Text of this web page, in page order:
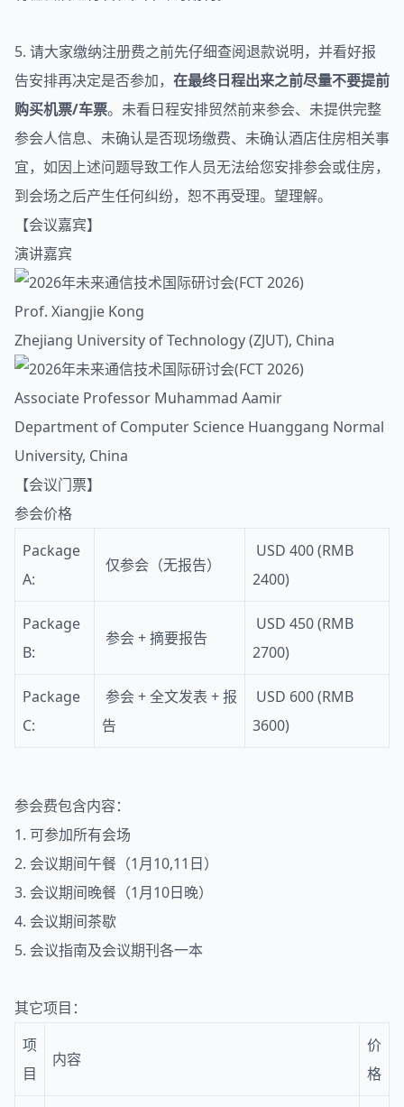
5. 请大家缴纳注册费之前先仔细查阅退款说明，并看好报
告安排再决定是否参加， 在最终日程出来之前尽量不要提前
购买机票/车票。未看日程安排贸然前来参会、未提供完整
参会人信息、未确认是否现场缴费、未确认酒店住房相关事
宜，如因上述问题导致工作人员无法给您安排参会或住房，
到会场之后产生任何纠纷，恕不再受理。望理解。
【会议嘉宾】
演讲嘉宾
Prof. Xiangjie Kong
Zhejiang University of Technology (ZJUT), China
Associate Professor Muhammad Aamir
Department of Computer Science Huanggang Normal
University, China
【会议门票】
参会价格
Package
A:
仅参会（无报告）
USD 400 (RMB
2400)
Package
B:
参会 + 摘要报告
USD 450 (RMB
2700)
Package
C:
参会 + 全文发表 + 报
告
USD 600 (RMB
3600)
参会费包含内容：
1. 可参加所有会场
2. 会议期间午餐（1月10,11日）
3. 会议期间晚餐（1月10日晚）
4. 会议期间茶歇
5. 会议指南及会议期刊各一本
其它项目：
项
目
内容
价
格